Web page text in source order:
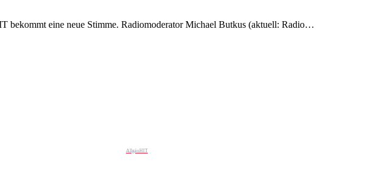
eine neue Stimme. Radiomoderator Michael Butkus (aktuell: Radio…
AllgäuHIT